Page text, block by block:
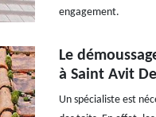
engagement.
Le
à Saint Avit
Un spécialiste est